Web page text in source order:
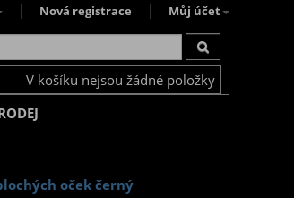
Nová registrace Můj účet
V košíku nejsou žádné položky
oček černý